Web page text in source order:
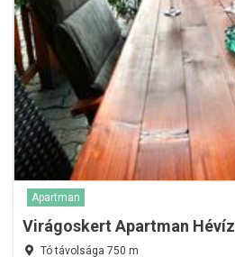
Apartman
Virágoskert Apartman Hévíz
Tó távolsága 750 m